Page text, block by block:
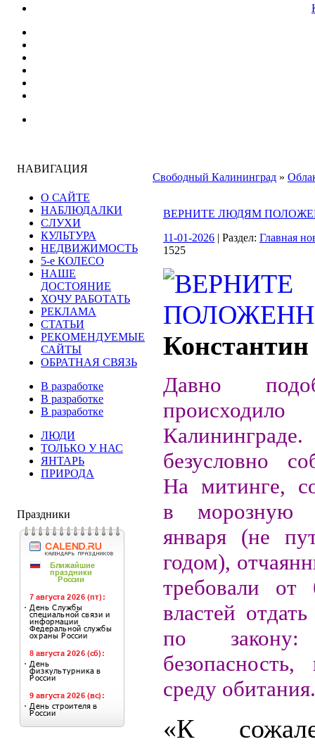
НАВИГАЦИЯ
О САЙТЕ
НАБЛЮДАЛКИ
СЛУХИ
КУЛЬТУРА
НЕДВИЖИМОСТЬ
5-е КОЛЕСО
НАШЕ
ДОСТОЯНИЕ
ХОЧУ РАБОТАТЬ
РЕКЛАМА
СТАТЬИ
РЕКОМЕНДУЕМЫЕ
САЙТЫ
ОБРАТНАЯ СВЯЗЬ
В разработке
В разработке
В разработке
ЛЮДИ
ТОЛЬКО У НАС
ЯНТАРЬ
ПРИРОДА
Праздники
Свободный Калининград »
ВЕРНИТЕ ЛЮДЯМ
11-01-2026 | Раздел: Главная
1525
Константин
Давно
безусловно
На митинге,
в морозную
января (не
годом),
требовали от
властей
по закону:
среду обитания.
«К